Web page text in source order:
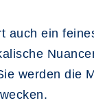
auch ein
werden die